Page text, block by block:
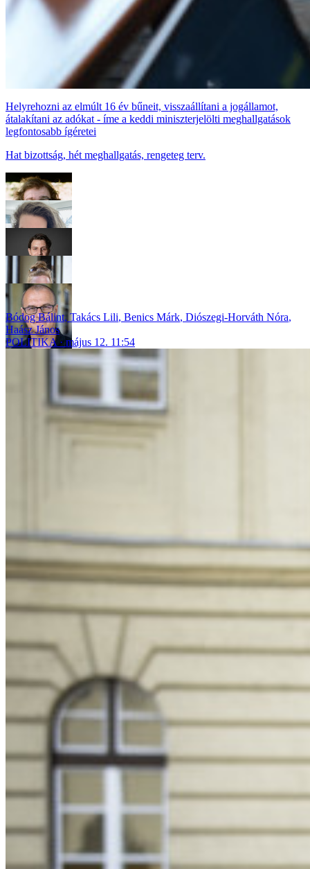
Helyrehozni az elmúlt 16 év bűneit, visszaállítani a jogállamot,
átalakítani az adókat - íme a keddi miniszterjelölti meghallgatások
legfontosabb ígéretei
Hat bizottság, hét meghallgatás, rengeteg terv.
Bódog Bálint, Takács Lili, Benics Márk, Diószegi-Horváth Nóra,
Haász János
POLITIKA
május 12. 11:54